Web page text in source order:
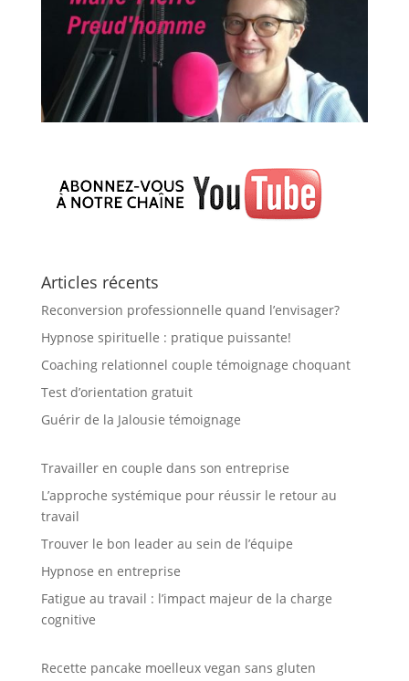
Articles récents
Reconversion professionnelle quand l’envisager?
Hypnose spirituelle : pratique puissante!
Coaching relationnel couple témoignage choquant
Test d’orientation gratuit
Guérir de la Jalousie témoignage
Travailler en couple dans son entreprise
L’approche systémique pour réussir le retour au
travail
Trouver le bon leader au sein de l’équipe
Hypnose en entreprise
Fatigue au travail : l’impact majeur de la charge
cognitive
Recette pancake moelleux vegan sans gluten